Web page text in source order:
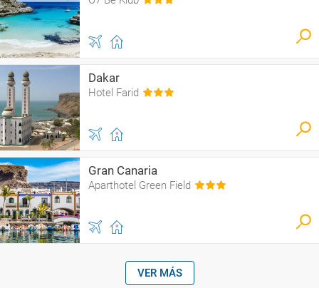
Dakar
Hotel Farid
Gran Canaria
Aparthotel Green Field
VER MÁS